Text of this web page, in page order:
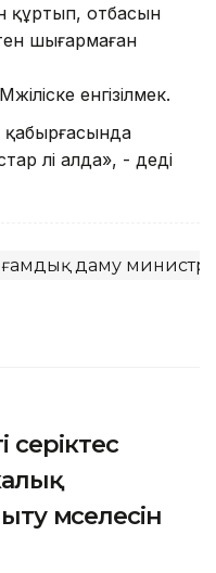
құртып, отбасын
шығармаған
енгізілмек.
қабырғасында
әлі алда», - деді
даму
серіктес
мәселесін